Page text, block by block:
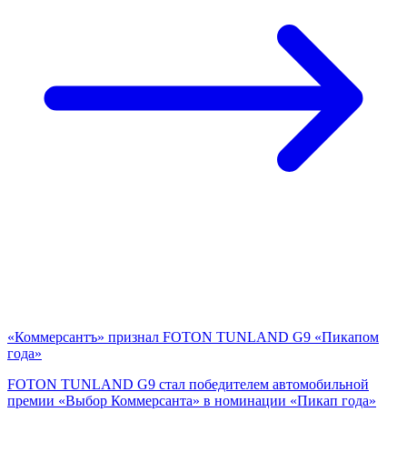
«Коммерсантъ» признал FOTON TUNLAND G9 «Пикапом
года»
FOTON TUNLAND G9 стал победителем автомобильной
премии «Выбор Коммерсанта» в номинации «Пикап года»